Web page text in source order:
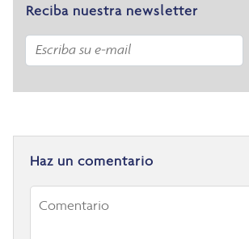
Reciba nuestra newsletter
Haz un comentario